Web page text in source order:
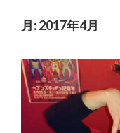
月:2017年4月